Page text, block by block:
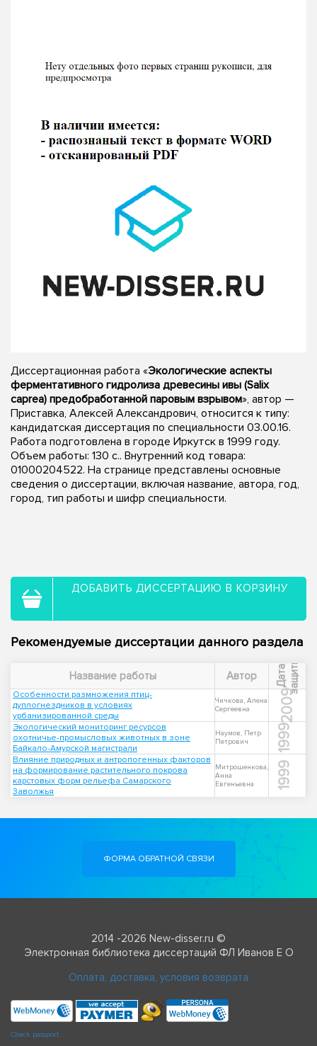
Диссертационная работа «Экологические аспекты
ферментативного гидролиза древесины ивы (Salix
caprea) предобработанной паровым взрывом», автор —
Приставка, Алексей Александрович, относится к типу:
кандидатская диссертация по специальности 03.00.16.
Работа подготовлена в городе Иркутск в 1999 году.
Объем работы: 130 с.. Внутренний код товара:
01000204522. На странице представлены основные
сведения о диссертации, включая название, автора, год,
город, тип работы и шифр специальности.
ДОБАВИТЬ ДИССЕРТАЦИЮ В КОРЗИНУ
Рекомендуемые диссертации данного раздела
Название работы Автор Д
а
т
а
з
а
щ
и
т ы
Особенности размножения птиц-
дуплогнездников в условиях
урбанизированной среды
Чичкова, Алена
Сергеевна
2009
Экологический мониторинг ресурсов
охотничье-промысловых животных в зоне
Байкало-Амурской магистрали
Наумов, Петр
Петрович
1999
Влияние природных и антропогенных факторов
на формирование растительного покрова
карстовых форм рельефа Самарского
Заволжья
Митрошенкова,
Анна
Евгеньевна
1999
ФОРМА ОБРАТНОЙ СВЯЗИ
2014 -2026 New-disser.ru ©
Электронная библиотека диссертаций ФЛ Иванов Е О
Оплата, доставка, условия возврата
Check passport